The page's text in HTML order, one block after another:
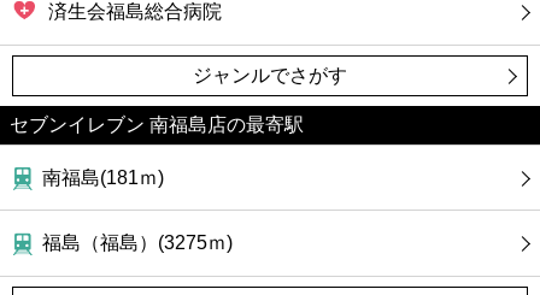
カフェ
ショッピング
銀行
済生会福島総合病院
ジャンルでさがす
セブンイレブン 南福島店の最寄駅
南福島(181ｍ)
福島（福島）(3275ｍ)